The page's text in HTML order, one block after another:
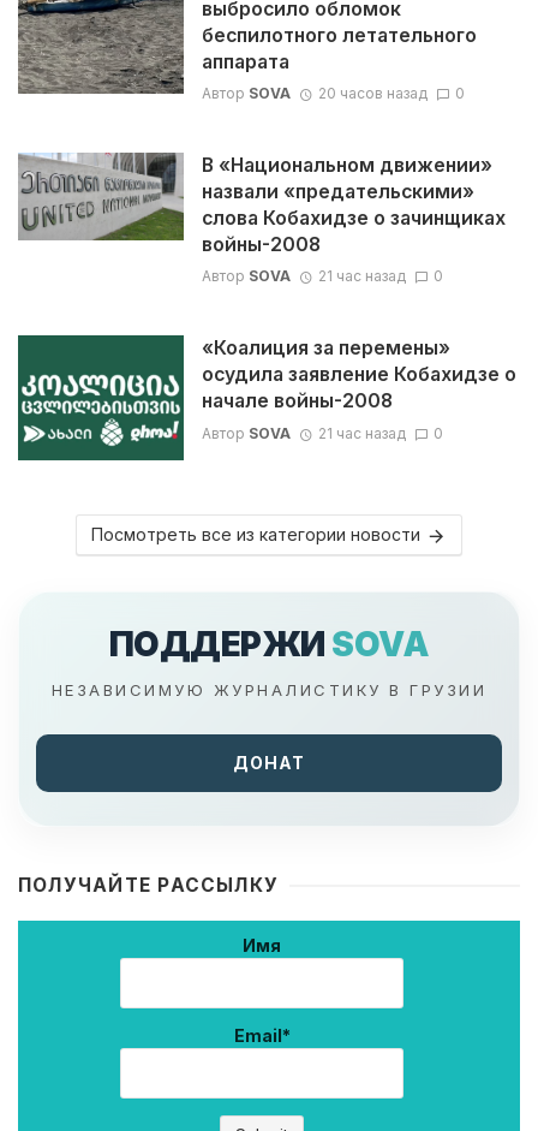
выбросило обломок
беспилотного летательного
аппарата
Автор SOVA 20 часов назад 0
В «Национальном движении»
назвали «предательскими»
слова Кобахидзе о зачинщиках
войны-2008
Автор SOVA 21 час назад 0
«Коалиция за перемены»
осудила заявление Кобахидзе о
начале войны-2008
Автор SOVA 21 час назад 0
Посмотреть все из категории новости
ПОДДЕРЖИ SOVA
НЕЗАВИСИМУЮ ЖУРНАЛИСТИКУ В ГРУЗИИ
ДОНАТ
ПОЛУЧАЙТЕ РАССЫЛКУ
Имя
Email*